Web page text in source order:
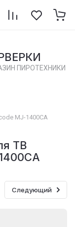
ПИРОТЕХНИКИ
MJ-1400CA
ТВ
Следующий